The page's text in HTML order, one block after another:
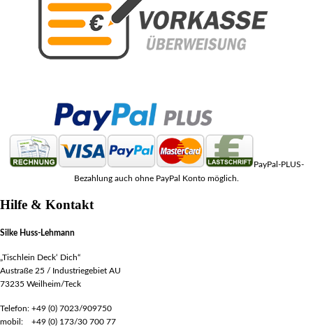
PayPal-PLUS-
Bezahlung auch ohne PayPal Konto möglich.
Hilfe & Kontakt
Silke Huss-Lehmann
„Tischlein Deck‘ Dich“
Austraße 25 / Industriegebiet AU
73235 Weilheim/Teck
Telefon: +49 (0) 7023/909750
mobil: +49 (0) 173/30 700 77